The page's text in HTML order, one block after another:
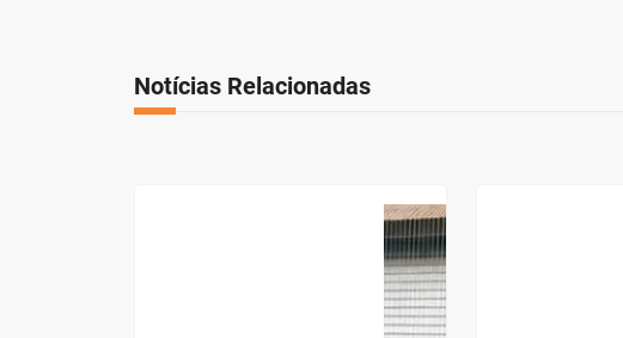
Notícias Relacionadas